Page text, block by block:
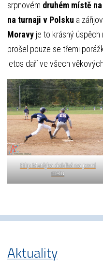
srpnovém druhém místě
na turnaji v Polsku a
Moravy je to krásný
prošel pouze se třemi
letos daří ve všech
Filip Matějka dobíhá na první
metu
Aktuality